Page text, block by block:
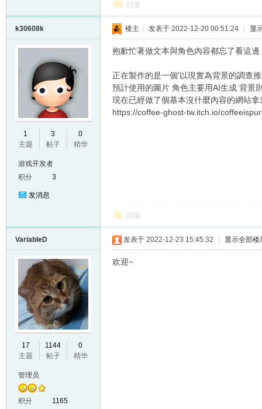
M
回复
k30608k
1
主题
3
帖子
0
精华
游戏开发者
积分
3
发消息
楼主 发表于 2022-12-20 00:51:24 显
抱歉忙著做文本與角色內容都忘了看這邊
正在製作的是一個'以現實為背景的調查
預計使用的圖片 角色主要用AI生成 背景
現在已經做了個基本沒什麼內容的網站
https://coffee-ghost-tw.itch.io/
回复
VariableD
17
主题
1144
帖子
0
精华
管理员
积分 1165
发表于 2022-12-23 15:45:32 显示全部楼
欢迎~